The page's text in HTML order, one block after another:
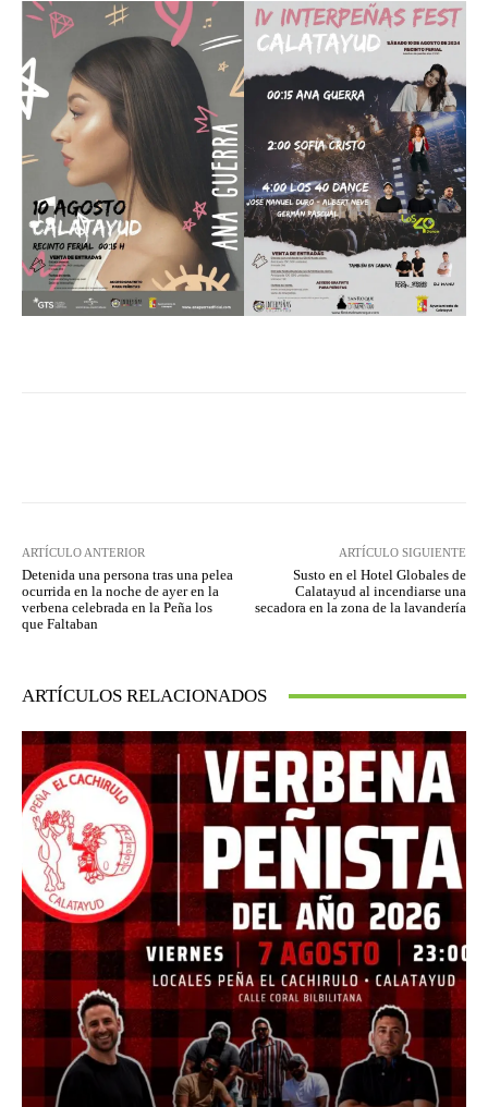
ARTÍCULO ANTERIOR
Detenida una persona tras una pelea
ocurrida en la noche de ayer en la
verbena celebrada en la Peña los
que Faltaban
ARTÍCULO SIGUIENTE
Susto en el Hotel Globales de
Calatayud al incendiarse una
secadora en la zona de la lavandería
ARTÍCULOS RELACIONADOS